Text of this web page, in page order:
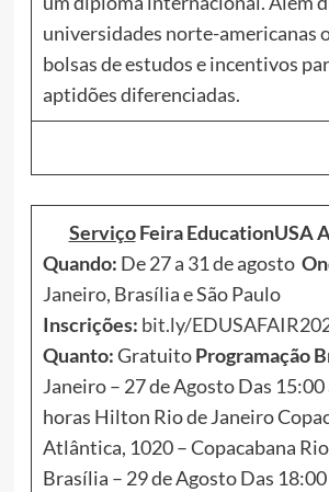
universidades norte-americanas
bolsas de estudos e incentivos
aptidões diferenciadas.
Serviço Feira EducationUSA
Quando: De 27 a 31 de agosto
Janeiro, Brasília e São Paulo
Inscrições: bit.ly/
Quanto:GratuitoProgramação
Janeiro – 27 de Agosto Das
horas Hilton Rio de Janeiro
Atlântica, 1020 – Copacabana
Brasília – 29 de Agosto Das